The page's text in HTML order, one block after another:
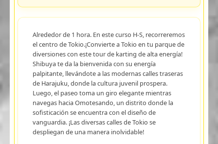
Alrededor de 1 hora. En este curso H-S, recorreremos
el centro de Tokio.¡Convierte a Tokio en tu parque de
diversiones con este tour de karting de alta energía!
Shibuya te da la bienvenida con su energía
palpitante, llevándote a las modernas calles traseras
de Harajuku, donde la cultura juvenil prospera.
Luego, el paseo toma un giro elegante mientras
navegas hacia Omotesando, un distrito donde la
sofisticación se encuentra con el diseño de
vanguardia. ¡Las diversas calles de Tokio se
despliegan de una manera inolvidable!